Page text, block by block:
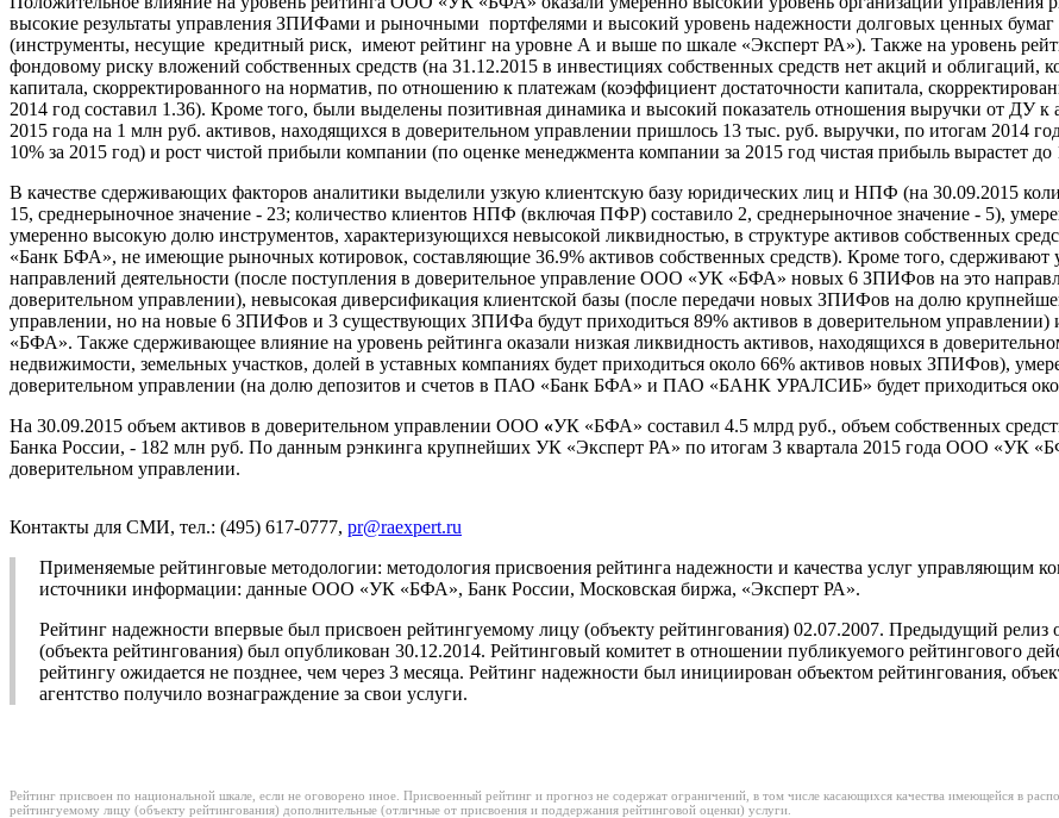
высокие результаты управления ЗПИФами и рыночными портфелями и высокий уровень надежности долговых ценных бумаг
(инструменты, несущие кредитный риск, имеют рейтинг на уровне А и выше по шкале «Эксперт РА»). Также на уровень
фондовому риску вложений собственных средств (на 31.12.2015 в инвестициях собственных средств нет акций и облигаций,
капитала, скорректированного на норматив, по отношению к платежам (коэффициент достаточности капитала,
2014 год составил 1.36). Кроме того, были выделены позитивная динамика и высокий показатель отношения выручки от ДУ
2015 года на 1 млн руб. активов, находящихся в доверительном управлении пришлось 13 тыс. руб. выручки, по итогам 2014
10% за 2015 год) и рост чистой прибыли компании (по оценке менеджмента компании за 2015 год чистая прибыль вырастет
В качестве сдерживающих факторов аналитики выделили узкую клиентскую базу юридических лиц и НПФ (на 30.09.2015
15, среднерыночное значение - 23; количество клиентов НПФ (включая ПФР) составило 2, среднерыночное значение - 5),
умеренно высокую долю инструментов, характеризующихся невысокой ликвидностью, в структуре активов собственных
«Банк БФА», не имеющие рыночных котировок, составляющие 36.9% активов собственных средств). Кроме того, сдерживают
направлений деятельности (после поступления в доверительное управление ООО «УК «БФА» новых 6 ЗПИФов на это
доверительном управлении), невысокая диверсификация клиентской базы (после передачи новых ЗПИФов на долю
управлении, но на новые 6 ЗПИФов и 3 существующих ЗПИФа будут приходиться 89% активов в доверительном
«БФА». Также сдерживающее влияние на уровень рейтинга оказали низкая ликвидность активов, находящихся в
недвижимости, земельных участков, долей в уставных компаниях будет приходиться около 66% активов новых ЗПИФов),
доверительном управлении (на долю депозитов и счетов в ПАО «Банк БФА» и ПАО «БАНК УРАЛСИБ» будет приходиться
На 30.09.2015 объем активов в доверительном управлении ООО «УК «БФА» составил 4.5 млрд руб., объем собственных
Банка России, - 182 млн руб. По данным рэнкинга крупнейших УК «Эксперт РА» по итогам 3 квартала 2015 года ООО «УК
доверительном управлении.
Контакты для СМИ, тел.: (495) 617-0777, pr@raexpert.ru
Применяемые рейтинговые методологии: методология присвоения рейтинга надежности и качества услуг управляющим
источники информации: данные ООО «УК «БФА», Банк России, Московская биржа, «Эксперт РА».
Рейтинг надежности впервые был присвоен рейтингуемому лицу (объекту рейтингования) 02.07.2007. Предыдущий
(объекта рейтингования) был опубликован 30.12.2014. Рейтинговый комитет в отношении публикуемого рейтингового
рейтингу ожидается не позднее, чем через 3 месяца. Рейтинг надежности был инициирован объектом рейтингования,
агентство получило вознаграждение за свои услуги.
Рейтинг присвоен по национальной шкале, если не оговорено иное. Присвоенный рейтинг и прогноз не содержат ограничений, в том числе касающихся качества имеющейся в
рейтингуемому лицу (объекту рейтингования) дополнительные (отличные от присвоения и поддержания рейтинговой оценки) услуги.